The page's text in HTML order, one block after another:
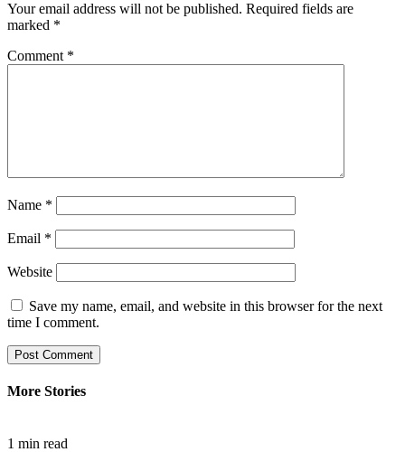
Your email address will not be published. Required fields are
marked *
Comment *
Name *
Email *
Website
Save my name, email, and website in this browser for the next
time I comment.
More Stories
1 min read